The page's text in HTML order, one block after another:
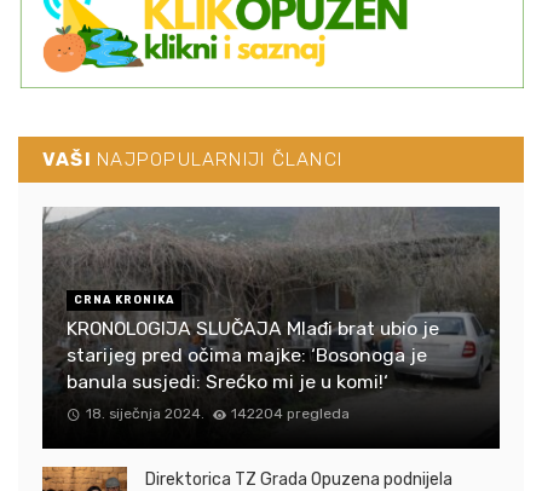
VAŠI NAJPOPULARNIJI ČLANCI
CRNA KRONIKA
KRONOLOGIJA SLUČAJA Mlađi brat ubio je
starijeg pred očima majke: ‘Bosonoga je
banula susjedi: Srećko mi je u komi!‘
18. siječnja 2024. 142204 pregleda
Direktorica TZ Grada Opuzena podnijela